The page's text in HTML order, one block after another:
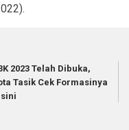
2023 Telah Dibuka,
Tasik Cek Formasinya